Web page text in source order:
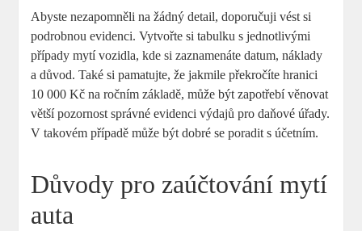
Abyste nezapomněli na žádný detail, doporučuji vést si
podrobnou evidenci. Vytvořte si tabulku s jednotlivými
případy mytí vozidla, kde si zaznamenáte datum, náklady
a důvod. Také si pamatujte, že jakmile překročíte hranici
10 000 Kč na ročním základě, může být zapotřebí věnovat
větší pozornost správné evidenci výdajů pro daňové úřady.
V takovém případě může být dobré se poradit s účetním.
Důvody pro zaúčtování mytí
auta